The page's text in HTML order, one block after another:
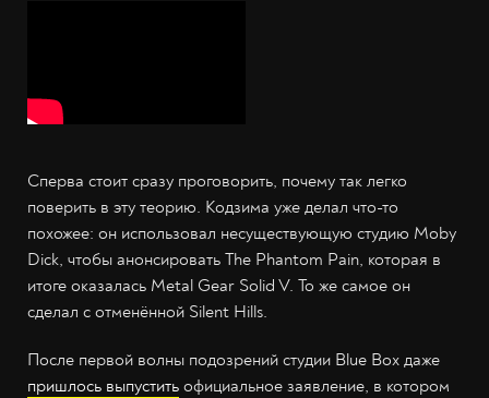
Сперва стоит сразу проговорить, почему так легко
поверить в эту теорию. Кодзима уже делал что-то
похожее: он использовал несуществующую студию Moby
Dick, чтобы анонсировать The Phantom Pain, которая в
итоге оказалась Metal Gear Solid V. То же самое он
сделал с отменённой Silent Hills.
После первой волны подозрений студии Blue Box даже
пришлось выпустить официальное заявление, в котором